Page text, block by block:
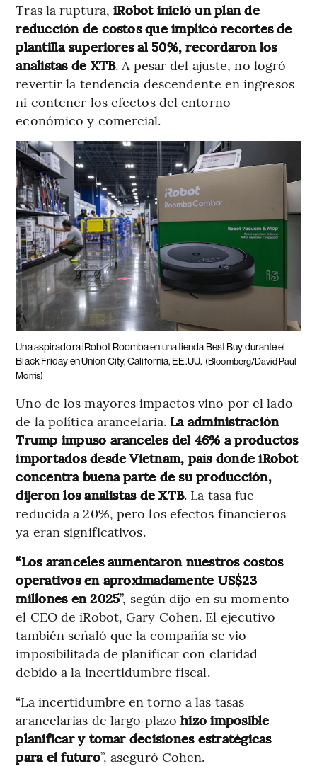
Tras la ruptura,iRobot inició un plan de
reducción de costos que implicó recortes de
plantilla superiores al 50%, recordaron los
analistas de XTB. A pesar del ajuste, no logró
revertir la tendencia descendente en ingresos
ni contener los efectos del entorno
económico y comercial.
Una aspiradora iRobot Roomba en una tienda Best Buy durante el
Black Friday en Union City, California, EE.UU. (Bloomberg/David Paul
Morris)
Uno de los mayores impactos vino por el lado
de la política arancelaria. La administración
Trump impuso aranceles del 46% a productos
importados desde Vietnam, país donde iRobot
concentra buena parte de su producción,
dijeron los analistas de XTB. La tasa fue
reducida a 20%, pero los efectos financieros
ya eran significativos.
“Los aranceles aumentaron nuestros costos
operativos en aproximadamente US$23
millones en 2025”, según dijo en su momento
el CEO de iRobot, Gary Cohen. El ejecutivo
también señaló que la compañía se vio
imposibilitada de planificar con claridad
debido a la incertidumbre fiscal.
“La incertidumbre en torno a las tasas
arancelarias de largo plazohizo imposible
planificar y tomar decisiones estratégicas
para el futuro”, aseguró Cohen.